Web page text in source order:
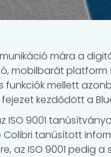
mára a
mobilbarát platform
funkciók mellett
kezdődött a
ISO 9001
Colibri tanúsított
az ISO 9001 pedig